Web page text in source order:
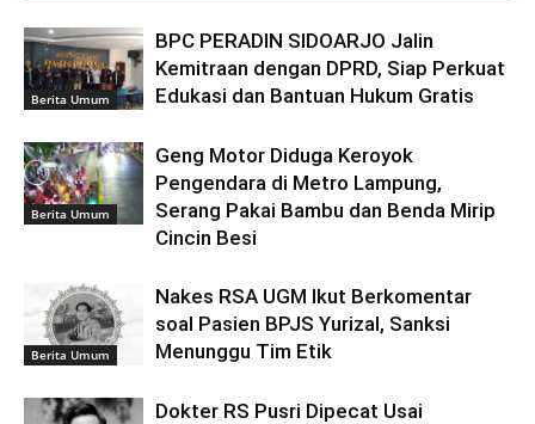
Berita Umum
BPC PERADIN SIDOARJO Jalin
Kemitraan dengan DPRD, Siap Perkuat
Edukasi dan Bantuan Hukum Gratis
Berita Umum
Geng Motor Diduga Keroyok
Pengendara di Metro Lampung,
Serang Pakai Bambu dan Benda Mirip
Cincin Besi
Berita Umum
Nakes RSA UGM Ikut Berkomentar
soal Pasien BPJS Yurizal, Sanksi
Menunggu Tim Etik
Dokter RS Pusri Dipecat Usai